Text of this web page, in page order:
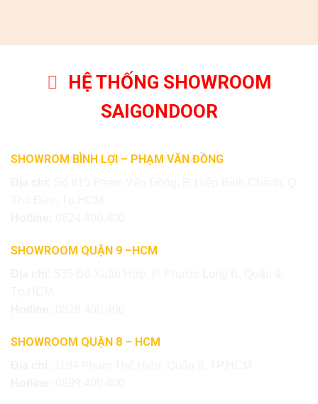
HỆ THỐNG SHOWROOM
SAIGONDOOR
SHOWROM BÌNH LỢI – PHẠM VĂN ĐỒNG
SHOWROOM QUẬN 9 –HCM
SHOWROOM QUẬN 8 – HCM